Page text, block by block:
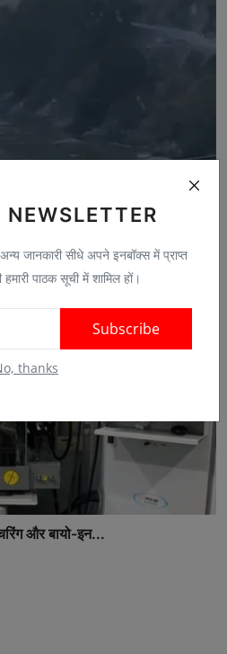
जानकारी सीधे अपने इनबॉक्स में प्राप्त
पाठक सूची में शामिल हों।
Subscribe
thanks
की छत उड़ी:यूप...
और बायो-इन...